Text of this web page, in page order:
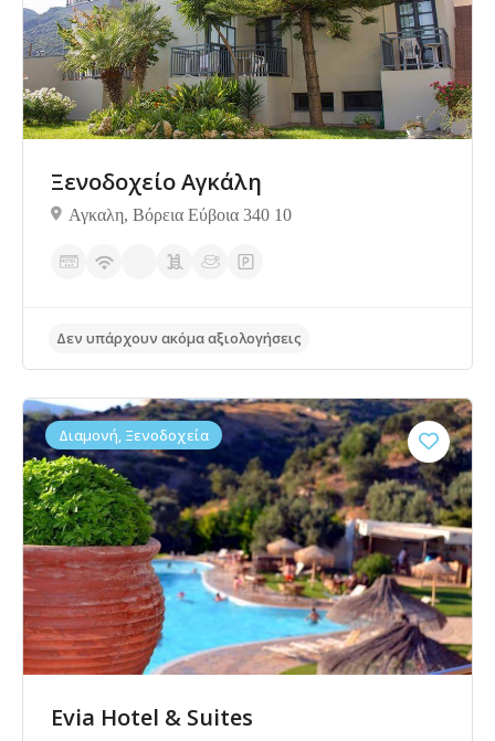
Δεν υπάρχουν ακόμα αξιολογήσεις
Ξενοδοχείο Αγκάλη
Αγκαλη, Βόρεια Eύβοια 340 10
Διαμονή, Ξενοδοχεία
Evia Hotel & Suites